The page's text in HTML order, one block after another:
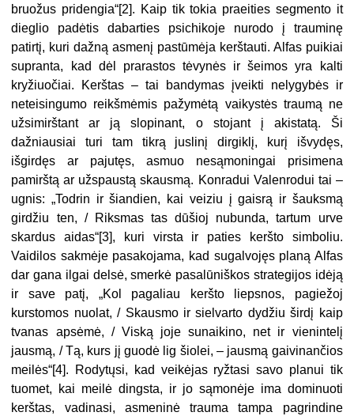
bruožus pridengia“[2]. Kaip tik tokia praeities segmento it
dieglio padėtis dabarties psichikoje nurodo į trauminę
patirtį, kuri dažną asmenį pastūmėja kerštauti. Alfas puikiai
supranta, kad dėl prarastos tėvynės ir šeimos yra kalti
kryžiuočiai. Kerštas – tai bandymas įveikti nelygybės ir
neteisingumo reikšmėmis pažymėtą vaikystės traumą ne
užsimirštant ar ją slopinant, o stojant į akistatą. Ši
dažniausiai turi tam tikrą juslinį dirgiklį, kurį išvydęs,
išgirdęs ar pajutęs, asmuo nesąmoningai prisimena
pamirštą ar užspaustą skausmą. Konradui Valenrodui tai –
ugnis: „Todrin ir šiandien, kai veiziu į gaisrą ir šauksmą
girdžiu ten, / Riksmas tas dūšioj nubunda, tartum urve
skardus aidas“[3], kuri virsta ir paties keršto simboliu.
Vaidilos sakmėje pasakojama, kad sugalvojęs planą Alfas
dar gana ilgai delsė, smerkė pasalūniškos strategijos idėją
ir save patį, „Kol pagaliau keršto liepsnos, pagiežoj
kurstomos nuolat, / Skausmo ir sielvarto dydžiu širdį kaip
tvanas apsėmė, / Viską joje sunaikino, net ir vienintelį
jausmą, / Tą, kurs jį guodė lig šiolei, – jausmą gaivinančios
meilės“[4]. Rodytųsi, kad veikėjas ryžtasi savo planui tik
tuomet, kai meilė dingsta, ir jo sąmonėje ima dominuoti
kerštas, vadinasi, asmeninė trauma tampa pagrindine